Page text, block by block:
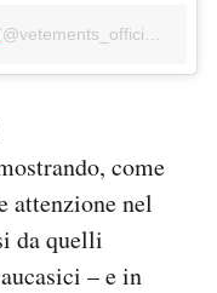
in data:
come
attenzione nel
da quelli
– e in